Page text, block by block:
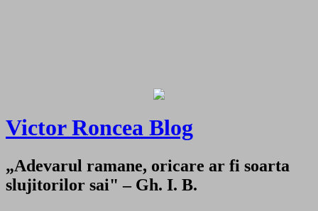
Victor Roncea Blog
„Adevarul ramane, oricare ar fi soarta
slujitorilor sai" – Gh. I. B.